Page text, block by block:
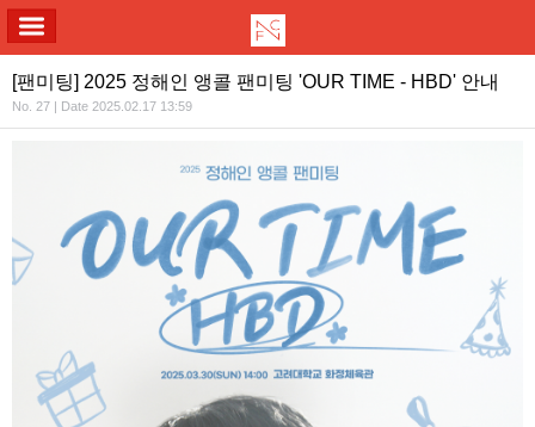
[팬미팅] 2025 정해인 앵콜 팬미팅 'OUR TIME - HBD' 안내
No. 27 | Date 2025.02.17 13:59